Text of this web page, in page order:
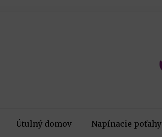
Útulný domov Napínacie poťahy